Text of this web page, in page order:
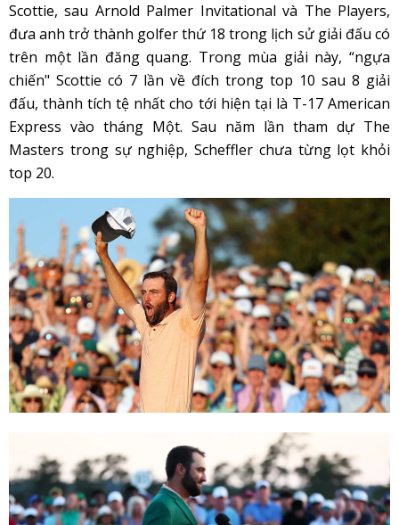
Scottie, sau Arnold Palmer Invitational và The Players,
đưa anh trở thành golfer thứ 18 trong lịch sử giải đấu có
trên một lần đăng quang. Trong mùa giải này, “ngựa
chiến" Scottie có 7 lần về đích trong top 10 sau 8 giải
đấu, thành tích tệ nhất cho tới hiện tại là T-17 American
Express vào tháng Một. Sau năm lần tham dự The
Masters trong sự nghiệp, Scheffler chưa từng lọt khỏi
top 20.